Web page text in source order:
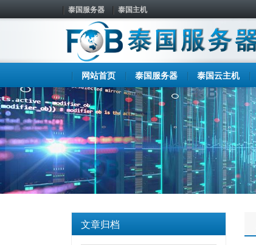
泰国服务器 泰国主机
网站首页 泰国服务器 泰国云主机
文章归档